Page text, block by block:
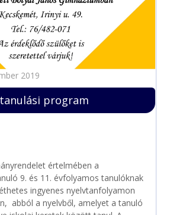
2019
program
értelmében a
9. és 11. évfolyamos tanulóknak
ingyenes nyelvtanfolyamon
abból a nyelvből, amelyet a tanuló